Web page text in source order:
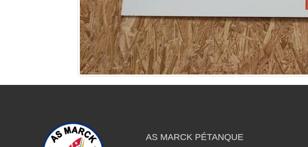
AS MARCK PÉTANQUE